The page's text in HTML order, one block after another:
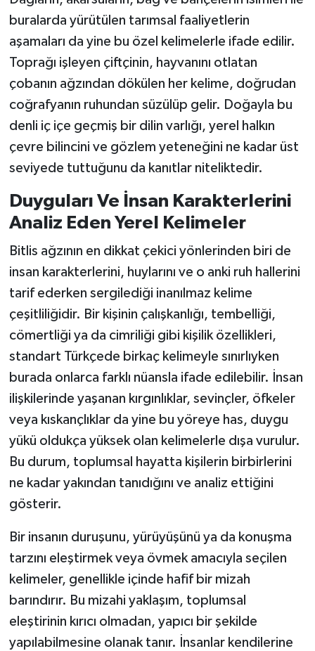
buralarda yürütülen tarımsal faaliyetlerin
aşamaları da yine bu özel kelimelerle ifade edilir.
Toprağı işleyen çiftçinin, hayvanını otlatan
çobanın ağzından dökülen her kelime, doğrudan
coğrafyanın ruhundan süzülüp gelir. Doğayla bu
denli iç içe geçmiş bir dilin varlığı, yerel halkın
çevre bilincini ve gözlem yeteneğini ne kadar üst
seviyede tuttuğunu da kanıtlar niteliktedir.
Duyguları Ve İnsan Karakterlerini
Analiz Eden Yerel Kelimeler
Bitlis ağzının en dikkat çekici yönlerinden biri de
insan karakterlerini, huylarını ve o anki ruh hallerini
tarif ederken sergilediği inanılmaz kelime
çeşitliliğidir. Bir kişinin çalışkanlığı, tembelliği,
cömertliği ya da cimriliği gibi kişilik özellikleri,
standart Türkçede birkaç kelimeyle sınırlıyken
burada onlarca farklı nüansla ifade edilebilir. İnsan
ilişkilerinde yaşanan kırgınlıklar, sevinçler, öfkeler
veya kıskançlıklar da yine bu yöreye has, duygu
yükü oldukça yüksek olan kelimelerle dışa vurulur.
Bu durum, toplumsal hayatta kişilerin birbirlerini
ne kadar yakından tanıdığını ve analiz ettiğini
gösterir.
Bir insanın duruşunu, yürüyüşünü ya da konuşma
tarzını eleştirmek veya övmek amacıyla seçilen
kelimeler, genellikle içinde hafif bir mizah
barındırır. Bu mizahi yaklaşım, toplumsal
eleştirinin kırıcı olmadan, yapıcı bir şekilde
yapılabilmesine olanak tanır. İnsanlar kendilerine